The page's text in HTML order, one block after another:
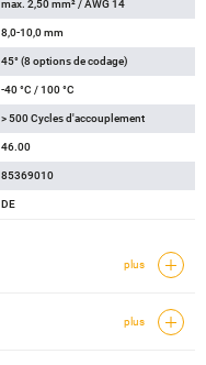
max. 2,50 mm² / AWG 14
8,0-10,0 mm
45° (8 options de codage)
-40 °C / 100 °C
> 500 Cycles d'accouplement
46.00
85369010
DE
plus
plus